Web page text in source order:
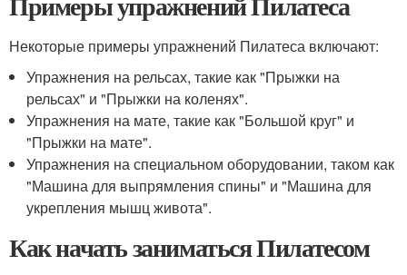
Некоторые примеры упражнений Пилатеса включают:
Упражнения на рельсах, такие как "Прыжки на
рельсах" и "Прыжки на коленях".
Упражнения на мате, такие как "Большой круг" и
"Прыжки на мате".
Упражнения на специальном оборудовании, таком как
"Машина для выпрямления спины" и "Машина для
укрепления мышц живота".
Как начать заниматься Пилатесом